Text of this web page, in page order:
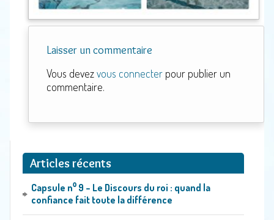
Horaire et coût
Témoignages
Revue de presse
Blogue
Zone exclusive – Réservée aux EAUdacieuses et EAUdacieux
Laisser un commentaire
Vous devezvous connecterpour publier un
commentaire.
Articles récents
Capsule n⁰ 9 – Le Discours du roi : quand la
confiance fait toute la différence